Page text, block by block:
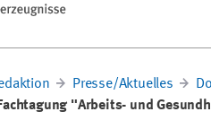
Presse/Aktuelles
"Arbeits- und